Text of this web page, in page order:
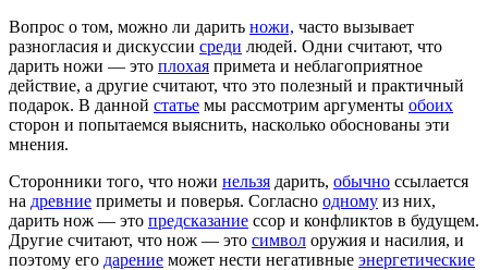
Вопрос о том, можно ли дарить ножи, часто вызывает
разногласия и дискуссии среди людей. Одни считают, что
дарить ножи — это плохая примета и неблагоприятное
действие, а другие считают, что это полезный и практичный
подарок. В данной статье мы рассмотрим аргументы обоих
сторон и попытаемся выяснить, насколько обоснованы эти
мнения.
Сторонники того, что ножи нельзя дарить, обычно ссылается
на древние приметы и поверья. Согласно одному из них,
дарить нож — это предсказание ссор и конфликтов в будущем.
Другие считают, что нож — это символ оружия и насилия, и
поэтому его дарение может нести негативные энергетические